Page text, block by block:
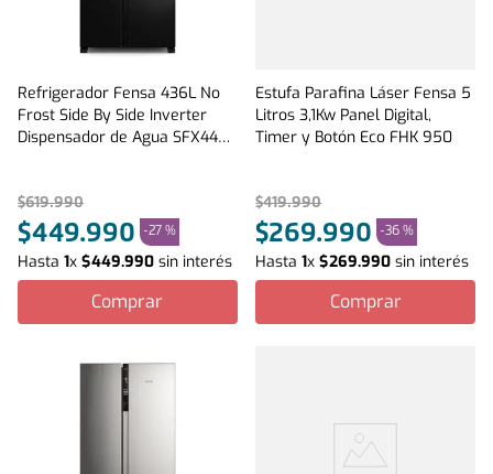
Refrigerador Fensa 436L No
Frost Side By Side Inverter
Dispensador de Agua SFX440B
$619.990
$449.990 -27 %
Hasta 1x $449.990 sin interés
Comprar
Estufa Parafina Láser Fensa 5
Litros 3,1Kw Panel Digital,
Timer y Botón Eco FHK 950
$419.990
$269.990 -36 %
Hasta1x$269.990 sin interés
Comprar